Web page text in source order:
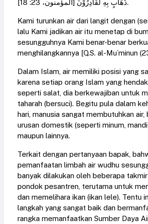
ذَهَابٍ بِهِ لَقَادِرُوْنَ [المؤمنون، 23: 18].
Kami turunkan air dari langit dengan
lalu Kami jadikan air itu menetap di
sesungguhnya Kami benar-benar
menghilangkannya [Q.S. al-Mu`minun
Dalam Islam, air memiliki posisi yang
karena setiap orang Islam yang
seperti salat, dia berkewajiban untuk
taharah (bersuci). Begitu pula dalam
hari, manusia sangat membutuhkan air,
urusan domestik (seperti minum,
maupun lainnya.
Terkait dengan pertanyaan bapak,
pemanfaatan limbah air wudhu
banyak dilakukan oleh beberapa
pondok pesantren, terutama untuk
dan memelihara ikan (ikan lele). Tentu
langkah yang sangat baik dan
rangka memanfaatkan Sumber Daya